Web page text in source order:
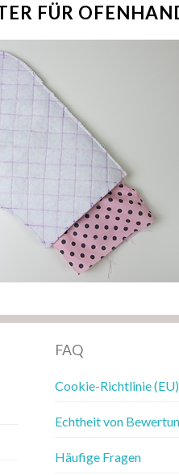
FÜR
FAQ
Cookie-Richtlinie (EU)
Echtheit von
Häufige Fragen